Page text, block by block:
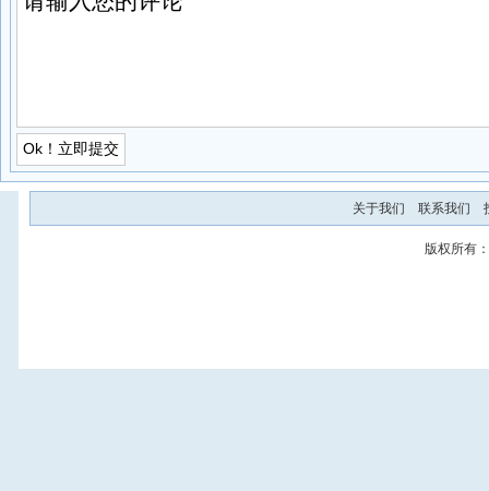
关于我们 联系我们
版权所有：